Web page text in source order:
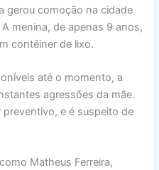
gerou comoção na cidade
menina, de apenas 9 anos,
contêiner de lixo.
até o momento, a
agressões da mãe.
e é suspeito de
Matheus Ferreira,